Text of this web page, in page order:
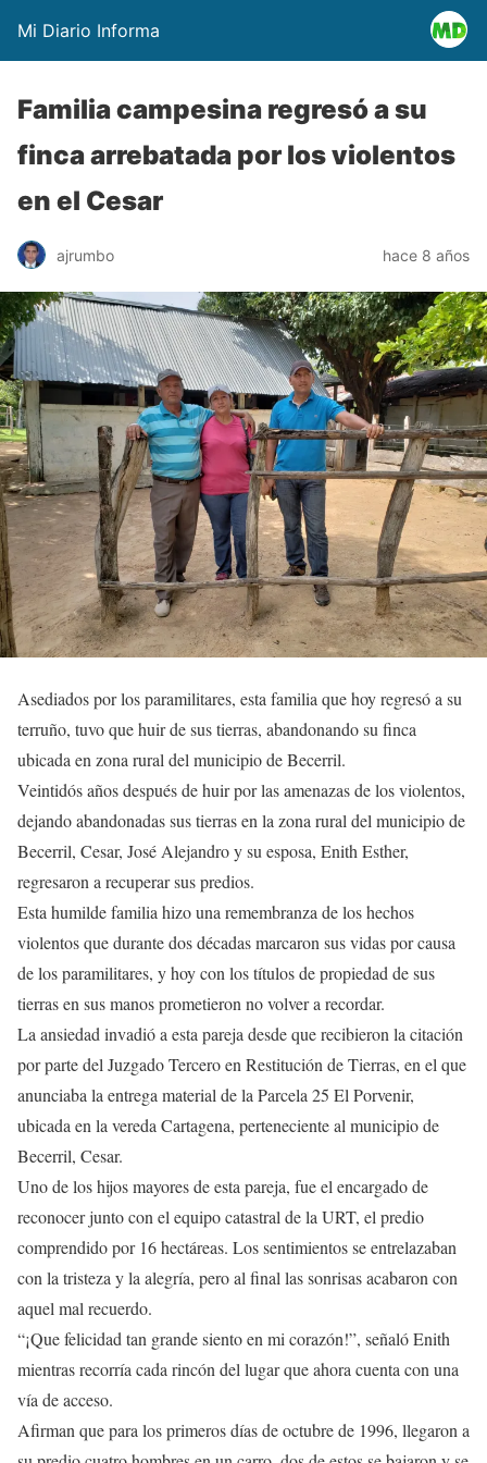
Mi Diario Informa
Familia campesina regresó a su
finca arrebatada por los violentos
en el Cesar
ajrumbo hace 8 años
Asediados por los paramilitares, esta familia que hoy regresó a su
terruño, tuvo que huir de sus tierras, abandonando su finca
ubicada en zona rural del municipio de Becerril.
Veintidós años después de huir por las amenazas de los violentos,
dejando abandonadas sus tierras en la zona rural del municipio de
Becerril, Cesar, José Alejandro y su esposa, Enith Esther,
regresaron a recuperar sus predios.
Esta humilde familia hizo una remembranza de los hechos
violentos que durante dos décadas marcaron sus vidas por causa
de los paramilitares, y hoy con los títulos de propiedad de sus
tierras en sus manos prometieron no volver a recordar.
La ansiedad invadió a esta pareja desde que recibieron la citación
por parte del Juzgado Tercero en Restitución de Tierras, en el que
anunciaba la entrega material de la Parcela 25 El Porvenir,
ubicada en la vereda Cartagena, perteneciente al municipio de
Becerril, Cesar.
Uno de los hijos mayores de esta pareja, fue el encargado de
reconocer junto con el equipo catastral de la URT, el predio
comprendido por 16 hectáreas. Los sentimientos se entrelazaban
con la tristeza y la alegría, pero al final las sonrisas acabaron con
aquel mal recuerdo.
“¡Que felicidad tan grande siento en mi corazón!”, señaló Enith
mientras recorría cada rincón del lugar que ahora cuenta con una
vía de acceso.
Afirman que para los primeros días de octubre de 1996, llegaron a